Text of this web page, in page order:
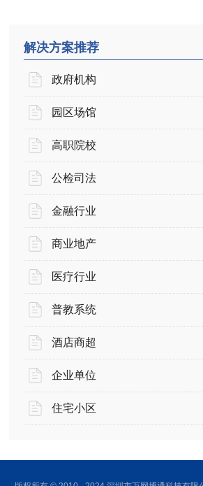
解决方案推荐
政府机构
园区场馆
高职院校
公检司法
金融行业
商业地产
医疗行业
普教系统
酒店商超
企业单位
住宅小区